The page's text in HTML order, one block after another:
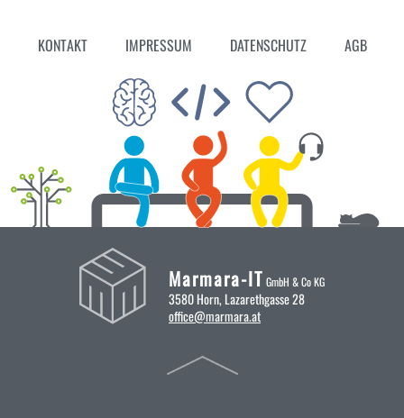
KONTAKT IMPRESSUM DATENSCHUTZ AGB
Marmara-IT GmbH & Co KG
3580 Horn, Lazarethgasse 28
office@marmara.at